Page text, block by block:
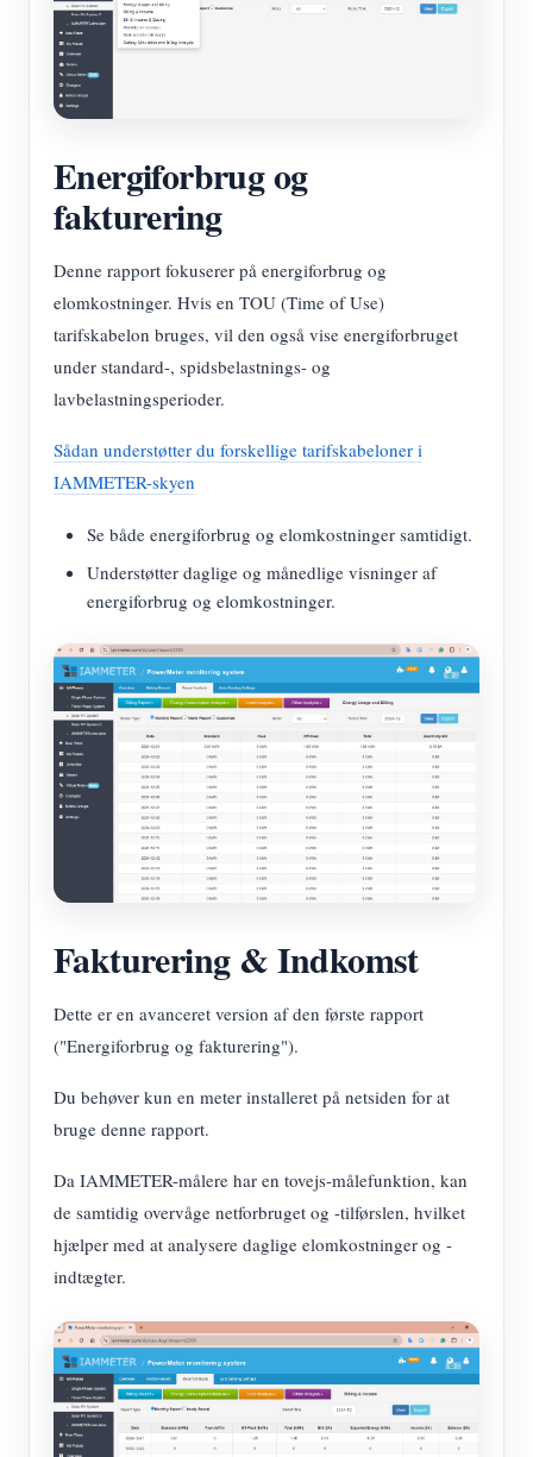
Energiforbrug og
fakturering
Denne rapport fokuserer på energiforbrug og
elomkostninger. Hvis en TOU (Time of Use)
tarifskabelon bruges, vil den også vise energiforbruget
under standard-, spidsbelastnings- og
lavbelastningsperioder.
Sådan understøtter du forskellige tarifskabeloner i
IAMMETER-skyen
Se både energiforbrug og elomkostninger samtidigt.
Understøtter daglige og månedlige visninger af
energiforbrug og elomkostninger.
Fakturering & Indkomst
Dette er en avanceret version af den første rapport
("Energiforbrug og fakturering").
Du behøver kun en meter installeret på netsiden for at
bruge denne rapport.
Da IAMMETER-målere har en tovejs-målefunktion, kan
de samtidig overvåge netforbruget og -tilførslen, hvilket
hjælper med at analysere daglige elomkostninger og -
indtægter.